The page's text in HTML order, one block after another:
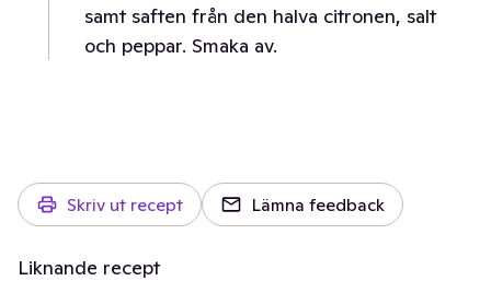
samt saften från den halva citronen, salt
och peppar. Smaka av.
Skriv ut recept Lämna feedback
Liknande recept